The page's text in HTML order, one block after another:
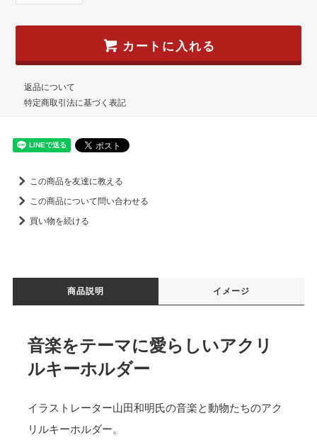
カートに入れる
返品について
特定商取引法に基づく表記
この商品を友達に教える
この商品について問い合わせる
買い物を続ける
商品説明 イメージ
音楽をテーマに愛らしいアクリ
ルキーホルダー
イラストレーター山田和明氏の音楽と動物たちのアク
リルキーホルダー。